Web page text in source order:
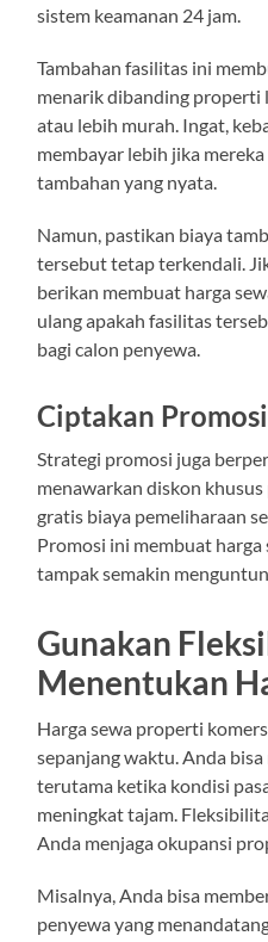
sistem keamanan 24 jam.
Tambahan fasilitas ini
menarik dibanding properti
atau lebih murah. Ingat,
membayar lebih jika
tambahan yang nyata.
Namun, pastikan biaya
tersebut tetap terkendali.
berikan membuat harga
ulang apakah fasilitas
bagi calon penyewa.
Ciptakan
Strategi promosi juga
menawarkan diskon
gratis biaya pemeliharaan
Promosi ini membuat
tampak semakin
Gunakan
Menentukan
Harga sewa properti
sepanjang waktu. Anda
terutama ketika kondisi
meningkat tajam.
Anda menjaga okupansi
Misalnya, Anda bisa
penyewa yang